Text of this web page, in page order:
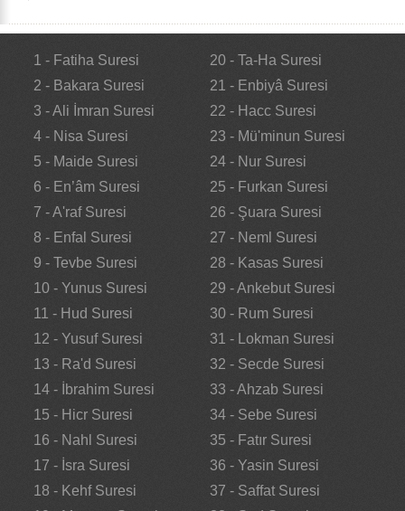
1 - Fatiha Suresi
2 - Bakara Suresi
3 - Ali İmran Suresi
4 - Nisa Suresi
5 - Maide Suresi
6 - En’âm Suresi
7 - A'raf Suresi
8 - Enfal Suresi
9 - Tevbe Suresi
10 - Yunus Suresi
11 - Hud Suresi
12 - Yusuf Suresi
13 - Ra'd Suresi
14 - İbrahim Suresi
15 - Hicr Suresi
16 - Nahl Suresi
17 - İsra Suresi
18 - Kehf Suresi
20 - Ta-Ha Suresi
21 - Enbiyâ Suresi
22 - Hacc Suresi
23 - Mü'minun Suresi
24 - Nur Suresi
25 - Furkan Suresi
26 - Şuara Suresi
27 - Neml Suresi
28 - Kasas Suresi
29 - Ankebut Suresi
30 - Rum Suresi
31 - Lokman Suresi
32 - Secde Suresi
33 - Ahzab Suresi
34 - Sebe Suresi
35 - Fatır Suresi
36 - Yasin Suresi
37 - Saffat Suresi